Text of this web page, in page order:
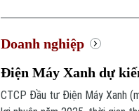
Doanh nghiệp
Điện Máy Xanh dự
CTCP Đầu tư Điện Máy Xanh